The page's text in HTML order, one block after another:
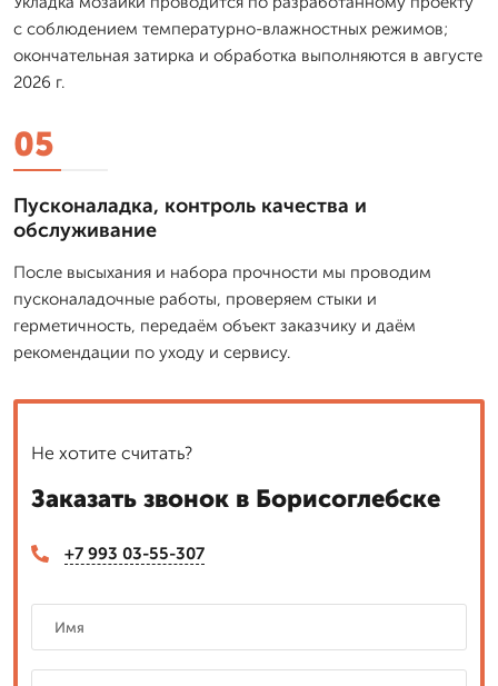
с соблюдением температурно-влажностных режимов;
окончательная затирка и обработка выполняются в августе
2026 г.
05
Пусконаладка, контроль качества и
обслуживание
После высыхания и набора прочности мы проводим
пусконаладочные работы, проверяем стыки и
герметичность, передаём объект заказчику и даём
рекомендации по уходу и сервису.
Не хотите считать?
Заказать звонок в Борисоглебске
+7 993 03-55-307